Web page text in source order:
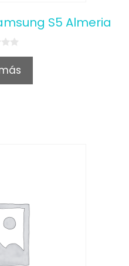
S5 Almeria